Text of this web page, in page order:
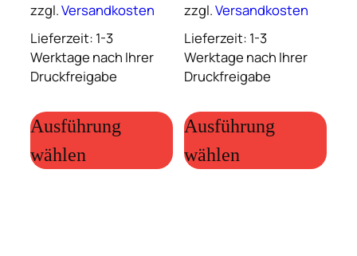
zzgl.Versandkosten
Lieferzeit: 1-3
Werktage nach Ihrer
Druckfreigabe
Ausführung
wählen
Produkt
weist
mehrere
zzgl.Versandkosten
Lieferzeit: 1-3
Werktage nach Ihrer
Druckfreigabe
Ausführung
wählen